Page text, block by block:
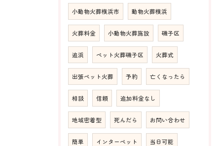
小動物火葬横浜市 動物火葬横浜
火葬料金 小動物火葬施設 磯子区
追浜 ペット火葬磯子区 火葬式
出張ペット火葬 予約 亡くなったら
相談 信頼 追加料金なし
地域密着型 死んだら お問い合わせ
簡単 インターペット 当日可能